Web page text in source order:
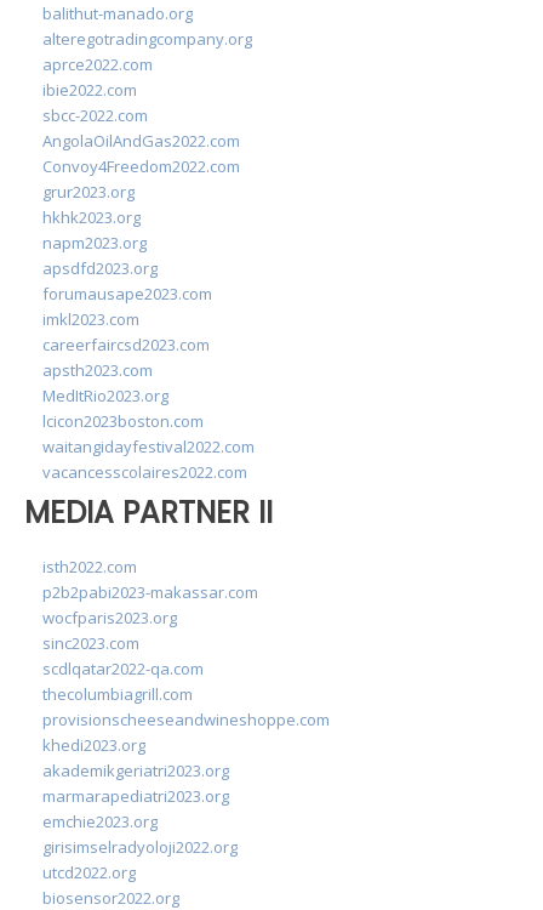
balithut-manado.org
alteregotradingcompany.org
aprce2022.com
ibie2022.com
sbcc-2022.com
AngolaOilAndGas2022.com
Convoy4Freedom2022.com
grur2023.org
hkhk2023.org
napm2023.org
apsdfd2023.org
forumausape2023.com
imkl2023.com
careerfaircsd2023.com
apsth2023.com
MedItRio2023.org
lcicon2023boston.com
waitangidayfestival2022.com
vacancesscolaires2022.com
MEDIA PARTNER II
isth2022.com
p2b2pabi2023-makassar.com
wocfparis2023.org
sinc2023.com
scdlqatar2022-qa.com
thecolumbiagrill.com
provisionscheeseandwineshoppe.com
khedi2023.org
akademikgeriatri2023.org
marmarapediatri2023.org
emchie2023.org
girisimselradyoloji2022.org
utcd2022.org
biosensor2022.org